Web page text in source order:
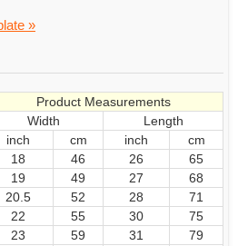
»
Product Measurements
Width
Length
inch
cm inch
cm
18 46 26
65
19 49 27
68
20.5 52 28
71
22 55 30
75
23 59 31
79